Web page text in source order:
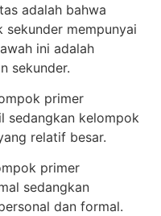
adalah bahwa
mempunyai
ini adalah
sekunder.
primer
sedangkan kelompok
relatif besar.
primer
sedangkan
dan formal.